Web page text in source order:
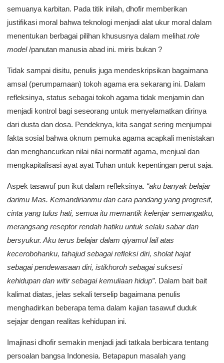
semuanya karbitan. Pada titik inilah, dhofir memberikan
justifikasi moral bahwa teknologi menjadi alat ukur moral dalam
menentukan berbagai pilihan khususnya dalam melihat role
model/panutan manusia abad ini. miris bukan ?
Tidak sampai disitu, penulis juga mendeskripsikan bagaimana
amsal (perumpamaan) tokoh agama era sekarang ini. Dalam
refleksinya, status sebagai tokoh agama tidak menjamin dan
menjadi kontrol bagi seseorang untuk menyelamatkan dirinya
dari dusta dan dosa. Pendeknya, kita sangat sering menjumpai
fakta sosial bahwa oknum pemuka agama acapkali menistakan
dan menghancurkan nilai nilai normatif agama, menjual dan
mengkapitalisasi ayat ayat Tuhan untuk kepentingan perut saja.
Aspek tasawuf pun ikut dalam refleksinya. “aku banyak belajar
darimu Mas. Kemandirianmu dan cara pandang yang progresif,
cinta yang tulus hati, semua itu memantik kelenjar semangatku,
merangsang reseptor rendah hatiku untuk selalu sabar dan
bersyukur. Aku terus belajar dalam qiyamul lail atas
kecerobohanku, tahajud sebagai refleksi diri, sholat hajat
sebagai pendewasaan diri, istikhoroh sebagai suksesi
kehidupan dan witir sebagai kemuliaan hidup”. Dalam bait bait
kalimat diatas, jelas sekali terselip bagaimana penulis
menghadirkan beberapa tema dalam kajian tasawuf duduk
sejajar dengan realitas kehidupan ini.
Imajinasi dhofir semakin menjadi jadi tatkala berbicara tentang
persoalan bangsa Indonesia. Betapapun masalah yang